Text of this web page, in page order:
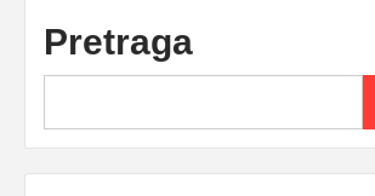
Pretraga